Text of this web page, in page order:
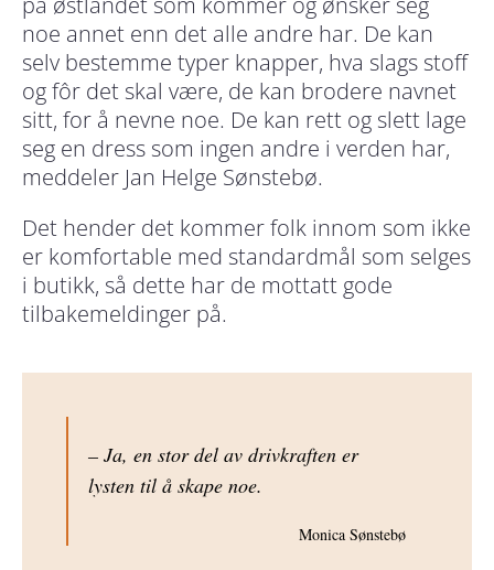
noe annet enn det alle andre har. De kan
selv bestemme typer knapper, hva slags stoff
og fôr det skal være, de kan brodere navnet
sitt, for å nevne noe. De kan rett og slett lage
seg en dress som ingen andre i verden har,
meddeler Jan Helge Sønstebø.
Det hender det kommer folk innom som ikke
er komfortable med standardmål som selges
i butikk, så dette har de mottatt gode
tilbakemeldinger på.
– Ja, en stor del av drivkraften er
lysten til å skape noe.
Monica Sønstebø